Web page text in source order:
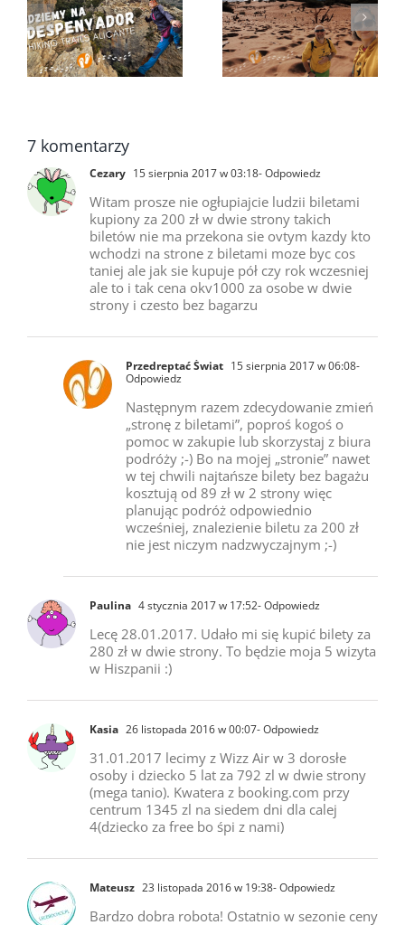
Hiszpania – wydmy
Valdevaqueros po
raz drugi…
Taka miejscówka
rzut beretem od
Torrevieja i Costa
Blanca…
7 komentarzy
Cezary 15 sierpnia 2017 w 03:18- Odpowiedz
Witam prosze nie ogłupiajcie ludzii biletami
kupiony za 200 zł w dwie strony takich
biletów nie ma przekona sie ovtym kazdy kto
wchodzi na strone z biletami moze byc cos
taniej ale jak sie kupuje pół czy rok wczesniej
ale to i tak cena okv1000 za osobe w dwie
strony i czesto bez bagarzu
Przedreptać Świat 15 sierpnia 2017 w 06:08-
Odpowiedz
Następnym razem zdecydowanie zmień
„stronę z biletami”, poproś kogoś o
pomoc w zakupie lub skorzystaj z biura
podróży ;-) Bo na mojej „stronie” nawet
w tej chwili najtańsze bilety bez bagażu
kosztują od 89 zł w 2 strony więc
planując podróż odpowiednio
wcześniej, znalezienie biletu za 200 zł
nie jest niczym nadzwyczajnym ;-)
Paulina 4 stycznia 2017 w 17:52- Odpowiedz
Lecę 28.01.2017. Udało mi się kupić bilety za
280 zł w dwie strony. To będzie moja 5 wizyta
w Hiszpanii :)
Kasia 26 listopada 2016 w 00:07- Odpowiedz
31.01.2017 lecimy z Wizz Air w 3 dorosłe
osoby i dziecko 5 lat za 792 zl w dwie strony
(mega tanio). Kwatera z booking.com przy
centrum 1345 zl na siedem dni dla calej
4(dziecko za free bo śpi z nami)
Mateusz 23 listopada 2016 w 19:38- Odpowiedz
Bardzo dobra robota! Ostatnio w sezonie ceny